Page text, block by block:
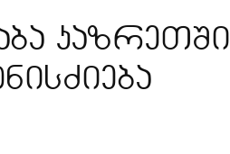
კაზრეთში